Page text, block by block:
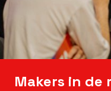
Makers in de